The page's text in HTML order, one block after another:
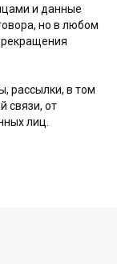
и данные
но в любом
рассылки, в том
связи, от
лиц.